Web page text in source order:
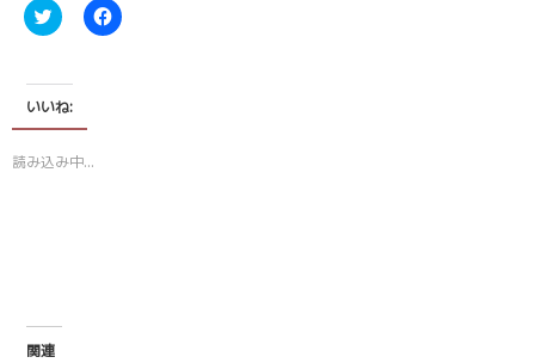
ク
リ
て
T
i
t
t
ウ
ン
F
a
いいね:
読み込み中…
関連